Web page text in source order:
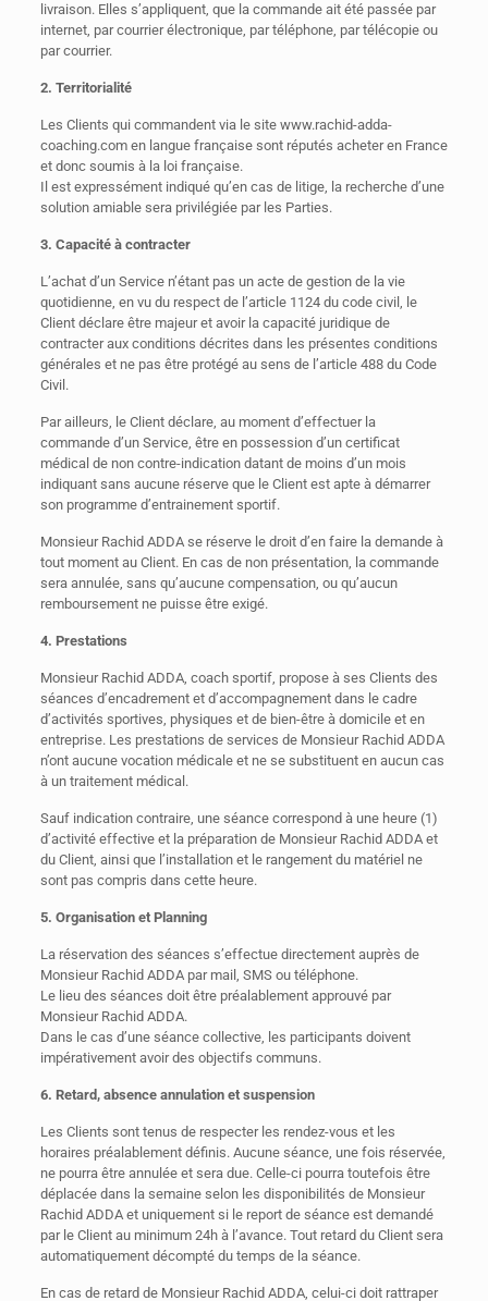
livraison. Elles s’appliquent, que la commande ait été passée par
internet, par courrier électronique, par téléphone, par télécopie ou
par courrier.
2. Territorialité
Les Clients qui commandent via le site www.rachid-adda-
coaching.com en langue française sont réputés acheter en France
et donc soumis à la loi française.
Il est expressément indiqué qu’en cas de litige, la recherche d’une
solution amiable sera privilégiée par les Parties.
3. Capacité à contracter
L’achat d’un Service n’étant pas un acte de gestion de la vie
quotidienne, en vu du respect de l’article 1124 du code civil, le
Client déclare être majeur et avoir la capacité juridique de
contracter aux conditions décrites dans les présentes conditions
générales et ne pas être protégé au sens de l’article 488 du Code
Civil.
Par ailleurs, le Client déclare, au moment d’effectuer la
commande d’un Service, être en possession d’un certificat
médical de non contre-indication datant de moins d’un mois
indiquant sans aucune réserve que le Client est apte à démarrer
son programme d’entrainement sportif.
Monsieur Rachid ADDA se réserve le droit d’en faire la demande à
tout moment au Client. En cas de non présentation, la commande
sera annulée, sans qu’aucune compensation, ou qu’aucun
remboursement ne puisse être exigé.
4. Prestations
Monsieur Rachid ADDA, coach sportif, propose à ses Clients des
séances d’encadrement et d’accompagnement dans le cadre
d’activités sportives, physiques et de bien-être à domicile et en
entreprise. Les prestations de services de Monsieur Rachid ADDA
n’ont aucune vocation médicale et ne se substituent en aucun cas
à un traitement médical.
Sauf indication contraire, une séance correspond à une heure (1)
d’activité effective et la préparation de Monsieur Rachid ADDA et
du Client, ainsi que l’installation et le rangement du matériel ne
sont pas compris dans cette heure.
5. Organisation et Planning
La réservation des séances s’effectue directement auprès de
Monsieur Rachid ADDA par mail, SMS ou téléphone.
Le lieu des séances doit être préalablement approuvé par
Monsieur Rachid ADDA.
Dans le cas d’une séance collective, les participants doivent
impérativement avoir des objectifs communs.
6. Retard, absence annulation et suspension
Les Clients sont tenus de respecter les rendez-vous et les
horaires préalablement définis. Aucune séance, une fois réservée,
ne pourra être annulée et sera due. Celle-ci pourra toutefois être
déplacée dans la semaine selon les disponibilités de Monsieur
Rachid ADDA et uniquement si le report de séance est demandé
par le Client au minimum 24h à l’avance. Tout retard du Client sera
automatiquement décompté du temps de la séance.
En cas de retard de Monsieur Rachid ADDA, celui-ci doit rattraper